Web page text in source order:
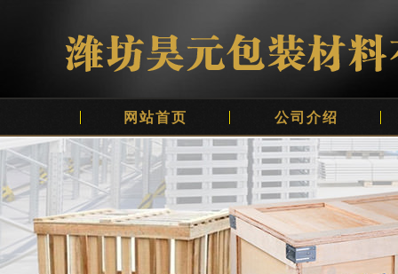
网站首页 公司介绍